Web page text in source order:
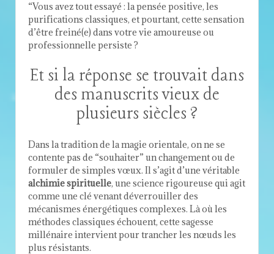
“Vous avez tout essayé : la pensée positive, les
purifications classiques, et pourtant, cette sensation
d’être freiné(e) dans votre vie amoureuse ou
professionnelle persiste ?
Et si la réponse se trouvait dans
des manuscrits vieux de
plusieurs siècles ?
Dans la tradition de la magie orientale, on ne se
contente pas de “souhaiter” un changement ou de
formuler de simples vœux. Il s’agit d’une véritable
alchimie spirituelle, une science rigoureuse qui agit
comme une clé venant déverrouiller des
mécanismes énergétiques complexes. Là où les
méthodes classiques échouent, cette sagesse
millénaire intervient pour trancher les nœuds les
plus résistants.